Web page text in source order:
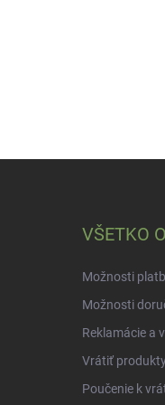
VŠETKO
Možnosti
Možnosti
Reklamácie a
Vrátiť
Poučenie k